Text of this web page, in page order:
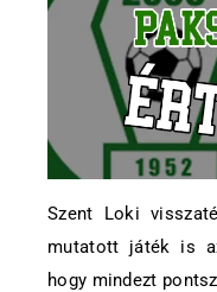
Szent Loki
mutatott játék is
hogy mindezt